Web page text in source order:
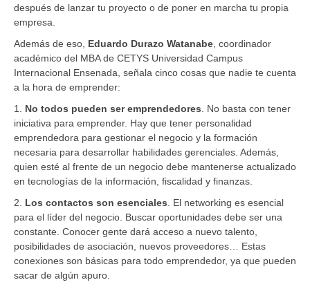
después de lanzar tu proyecto o de poner en marcha tu propia
empresa.
Además de eso, Eduardo Durazo Watanabe , coordinador
académico del MBA de CETYS Universidad Campus
Internacional Ensenada, señala cinco cosas que nadie te cuenta
a la hora de emprender:
1. No todos pueden ser emprendedores . No basta con tener
iniciativa para emprender. Hay que tener personalidad
emprendedora para gestionar el negocio y la formación
necesaria para desarrollar habilidades gerenciales. Además,
quien esté al frente de un negocio debe mantenerse actualizado
en tecnologías de la información, fiscalidad y finanzas.
2. Los contactos son esenciales . El networking es esencial
para el líder del negocio. Buscar oportunidades debe ser una
constante. Conocer gente dará acceso a nuevo talento,
posibilidades de asociación, nuevos proveedores… Estas
conexiones son básicas para todo emprendedor, ya que pueden
sacar de algún apuro.